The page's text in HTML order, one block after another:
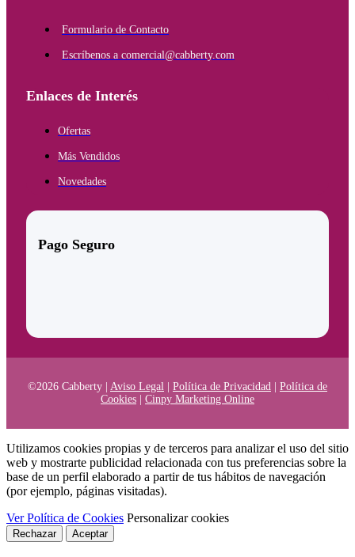
Formulario de Contacto
Escríbenos a comercial@cabberty.com
Enlaces de Interés
Ofertas
Más Vendidos
Novedades
Pago Seguro
©2026 Cabberty | Aviso Legal Política de Privacidad
Política de
Cookies
Cinpy Marketing Online
Utilizamos cookies propias y de terceros para analizar el uso del sitio
web y mostrarte publicidad relacionada con tus preferencias sobre la
base de un perfil elaborado a partir de tus hábitos de navegación
(por ejemplo, páginas visitadas).
Ver Política de Cookies Personalizar cookies
Rechazar Aceptar